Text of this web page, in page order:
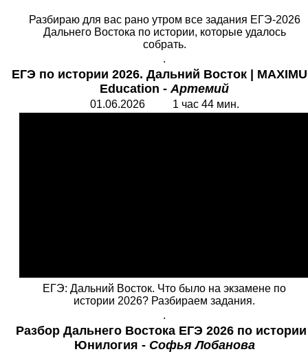
Разбираю для вас рано утром все задания ЕГЭ-2026
Дальнего Востока по истории, которые удалось
собрать.
.
ЕГЭ по истории 2026. Дальний Восток|
Education -Артемий
01.06.2026 1 час 44 мин.
ЕГЭ: Дальний Восток. Что было на экзамене по
истории 2026? Разбираем задания.
.
Разбор Дальнего Востока ЕГЭ 2026 по истории
Юнилогия - Софья Лобанова